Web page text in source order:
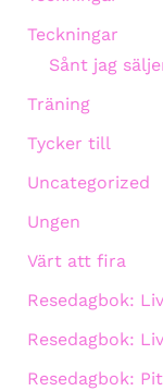
Teckningar
Sånt jag
Träning
Tycker till
Uncategorized
Ungen
Värt att fira
Resedagbok:
Resedagbok:
Resedagbok: